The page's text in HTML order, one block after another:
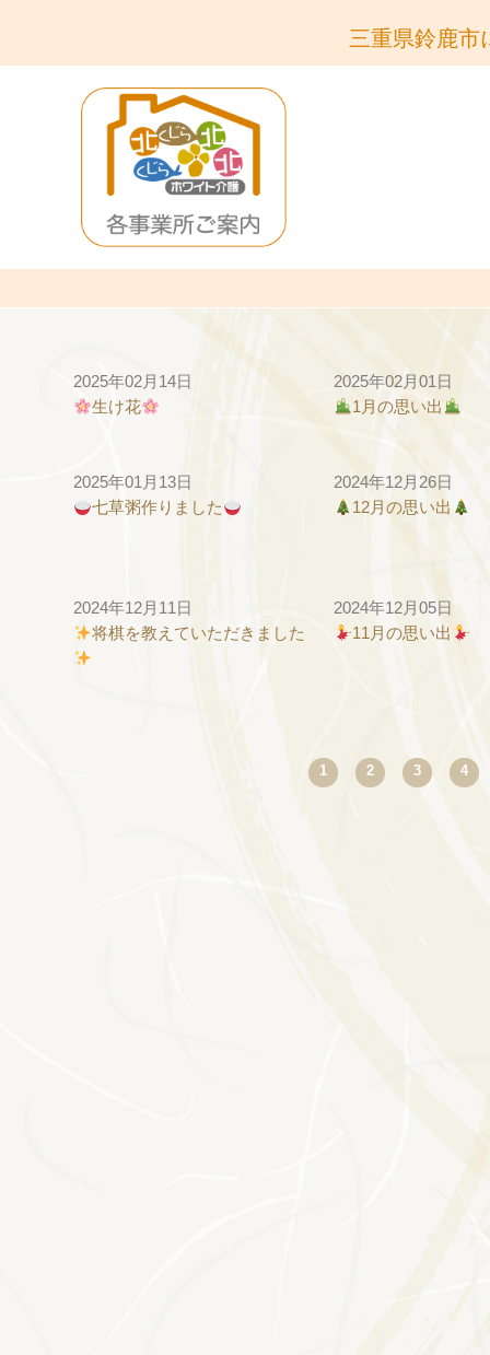
三重県鈴鹿市
2025年02月14日
生け花
2025年02月01日
1月の思い出
2025年01月13日
七草粥作りました
2024年12月26日
12月の思い出
2024年12月11日
将棋を教えていただきました
2024年12月05日
11月の思い出
Prev1 2 3 4